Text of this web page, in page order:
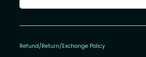
Refund/Return/Exchange Policy